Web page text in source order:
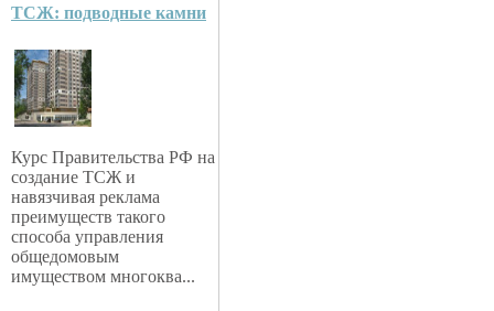
ТСЖ: подводные камни
Курс Правительства РФ на
создание ТСЖ и
навязчивая реклама
преимуществ такого
способа управления
общедомовым
имуществом многоква...